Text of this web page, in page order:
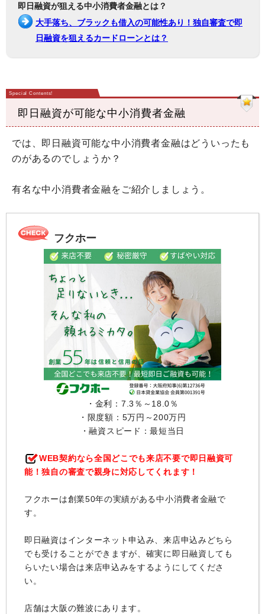
即日融資が狙える中小消費者金融とは？
大手落ち、ブラックも借入の可能性あり！独自審査で即
日融資を狙えるカードローンとは？
即日融資が可能な中小消費者金融
では、即日融資可能な中小消費者金融はどういったも
のがあるのでしょうか？
有名な中小消費者金融をご紹介しましょう。
フクホー
・金利：7.3％～18.0％
・限度額：5万円～200万円
・融資スピード：最短当日
WEB契約なら全国どこでも来店不要で即日融資可
能！独自の審査で親身に対応してくれます！
フクホーは創業50年の実績がある中小消費者金融で
す。
即日融資はインターネット申込み、来店申込みどちら
でも受けることができますが、確実に即日融資しても
らいたい場合は来店申込みをするようにしてくださ
い。
店舗は大阪の難波にあります。